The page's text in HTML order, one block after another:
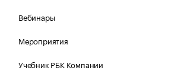
Вебинары
Мероприятия
Учебник РБК Компании